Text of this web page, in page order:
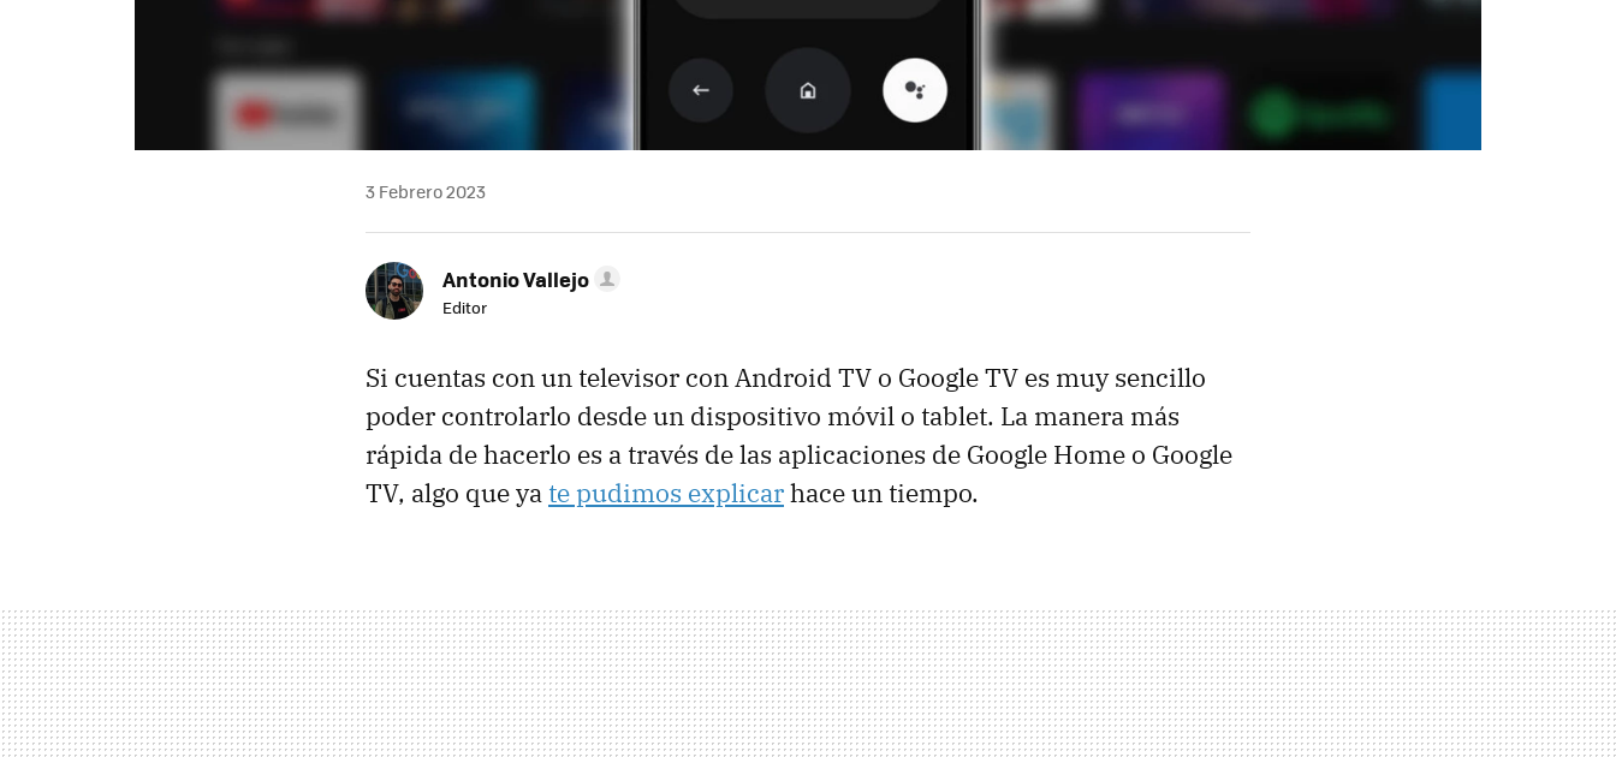
3 Febrero 2023
Antonio Vallejo
Editor
Si cuentas con un televisor con Android TV o Google TV es muy sencillo
poder controlarlo desde un dispositivo móvil o tablet. La manera más
rápida de hacerlo es a través de las aplicaciones de Google Home o Google
TV, algo que ya te pudimos explicarhace un tiempo.